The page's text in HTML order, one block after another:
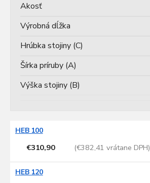
Akosť
Hrúbka stojiny (C)
Šírka príruby (A)
Výrobná dĺžka
Výška stojiny (B)
V
i
HEB 100
€310,90 (€382,41 vrátane DPH)
HEB 120